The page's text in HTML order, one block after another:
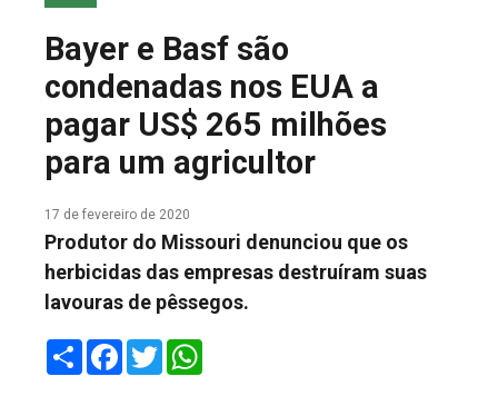
FALE CONOSCO
Bayer e Basf são
condenadas nos EUA a
pagar US$ 265 milhões
para um agricultor
17 de fevereiro de 2020
Produtor do Missouri denunciou que os
herbicidas das empresas destruíram suas
lavouras de pêssegos.
ShareFacebook
Twitter